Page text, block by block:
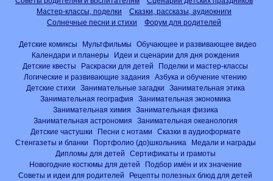
Мастер-классы, поделки
Сказки, рассказы, аудиокниги
Солнечные песни и стихи
Форум для родителей
Детские комиксы Мультфильмы
Обучающее и развивающее видео
Календари и планеры
Идеи и сценарии для дня рождения
Детские квесты
Раскраски для детей
Поделки и мастер-классы
Логические и развивающие задания
Азбука и обучение чтению
Детские стихи
Занимательные загадки
Занимательная этика
Занимательная география
Занимательная экономика
Занимательная химия
Занимательная физика
Занимательная астрономия
Занимательная океанология
Детские частушки
Песни с нотами
Сказки в аудиоформате
Стенгазеты и бланки
Портфолио (до)школьника
Медали и награды
Дипломы для детей
Сертификаты и грамоты
Новогодние костюмы для детей
Подбор имён и их значение
Советы и идеи для родителей
Рецепты полезных блюд для детей